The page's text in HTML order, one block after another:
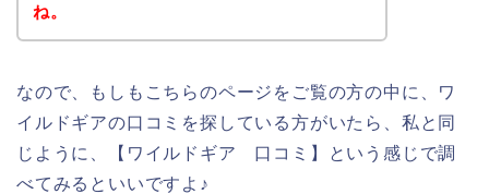
ね。
なので、もしもこちらのページをご覧の方の中に、ワ
イルドギアの口コミを探している方がいたら、私と同
じように、【ワイルドギア 口コミ】という感じで調
べてみるといいですよ♪